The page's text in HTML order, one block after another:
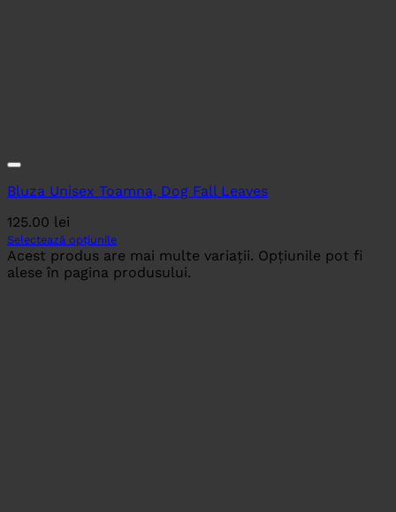
Bluza Unisex Toamna, Dog Fall Leaves
125.00 lei
Selectează opțiunile
Acest produs are mai multe variații. Opțiunile pot fi
alese în pagina produsului.